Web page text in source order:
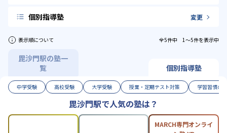
個別指導塾 変更
表示順について 全5件中 1〜5件を表示中
毘沙門駅の塾一
覧
個別指導塾
中学受験 高校受験 大学受験 授業・定期テスト対策 学習習慣の
毘沙門駅で人気の塾は？
MARCH専門オンライ